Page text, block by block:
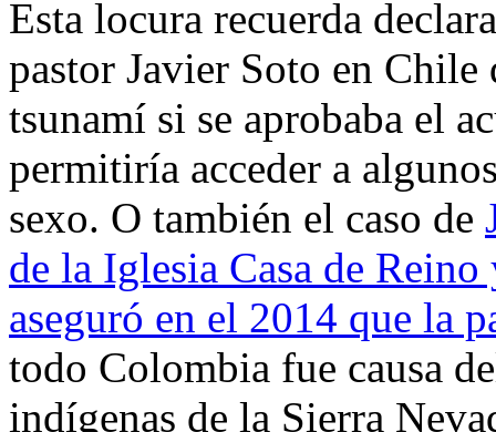
Esta locura recuerda
pastor Javier Soto en
tsunamí si se aprobaba el
permitiría acceder a
sexo. O también el caso de
de la Iglesia Casa de
aseguró en el 2014 que la
todo Colombia fue causa
indígenas de la Sierra